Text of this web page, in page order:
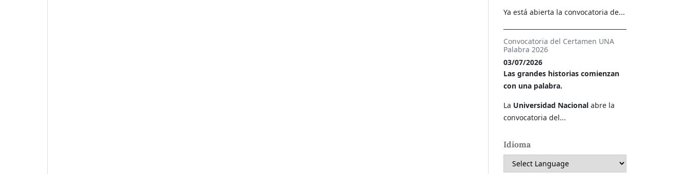
Ya está abierta la convocatoria de...
Convocatoria del Certamen UNA
Palabra 2026
03/07/2026
Las grandes historias comienzan
con una palabra.
La Universidad Nacional abre la
convocatoria del...
Idioma